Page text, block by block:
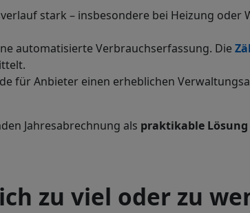
stark – insbesondere bei Heizung
automatisierte Verbrauchserfassung. Die
für Anbieter einen erheblichen
Jahresabrechnung als praktikable Lösung
zu viel oder zu